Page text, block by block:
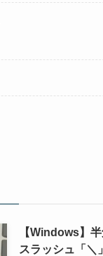
【Windows】
スラッシュ「＼